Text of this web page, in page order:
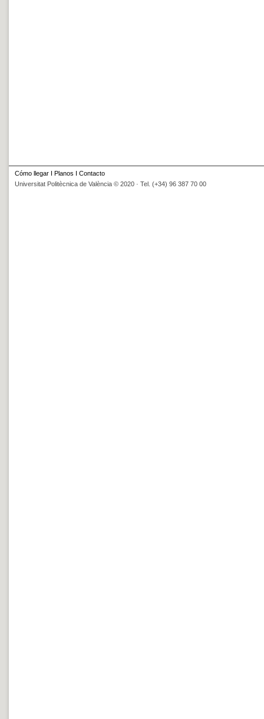
Cómo llegar I Planos I Contacto
Universitat Politècnica de València © 2020 · Tel. (+34) 96 387 70 00